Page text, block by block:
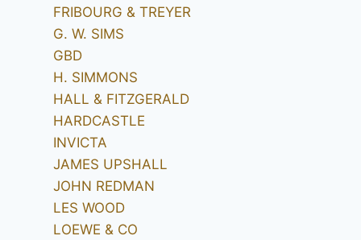
FRIBOURG & TREYER
G. W. SIMS
GBD
H. SIMMONS
HALL & FITZGERALD
HARDCASTLE
INVICTA
JAMES UPSHALL
JOHN REDMAN
LES WOOD
LOEWE & CO